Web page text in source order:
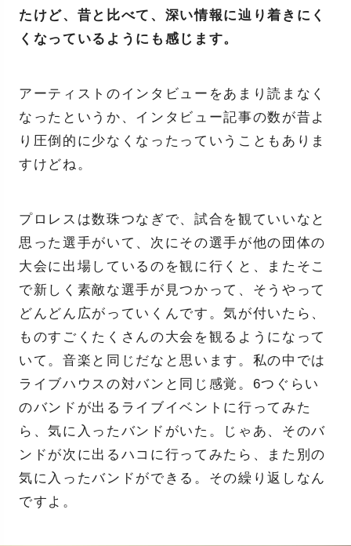
たけど、昔と比べて、深い情報に辿り着きにく
くなっているようにも感じます。
アーティストのインタビューをあまり読まなく
なったというか、インタビュー記事の数が昔よ
り圧倒的に少なくなったっていうこともありま
すけどね。
プロレスは数珠つなぎで、試合を観ていいなと
思った選手がいて、次にその選手が他の団体の
大会に出場しているのを観に行くと、またそこ
で新しく素敵な選手が見つかって、そうやって
どんどん広がっていくんです。気が付いたら、
ものすごくたくさんの大会を観るようになって
いて。音楽と同じだなと思います。私の中では
ライブハウスの対バンと同じ感覚。6つぐらい
のバンドが出るライブイベントに行ってみた
ら、気に入ったバンドがいた。じゃあ、そのバ
ンドが次に出るハコに行ってみたら、また別の
気に入ったバンドができる。その繰り返しなん
ですよ。